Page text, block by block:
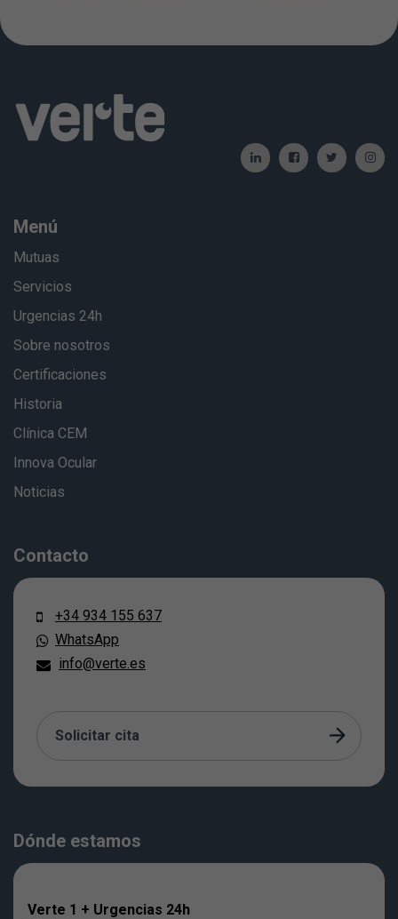
Menú
Mutuas
Servicios
Urgencias 24h
Sobre nosotros
Certificaciones
Historia
Clínica CEM
Innova Ocular
Noticias
Contacto
+34 934 155 637
WhatsApp
info@verte.es
Solicitar cita
Dónde estamos
Verte 1 + Urgencias 24h